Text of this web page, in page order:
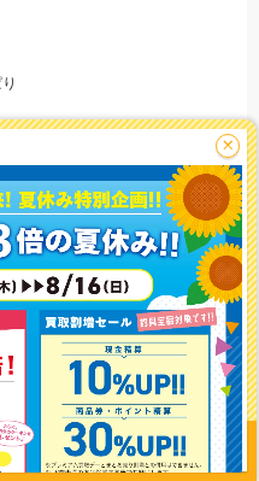
釣り情報を
投稿する
×